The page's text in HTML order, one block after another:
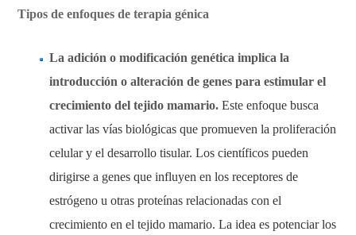
Tipos de enfoques de terapia génica
La adición o modificación genética implica la
introducción o alteración de genes para estimular el
crecimiento del tejido mamario. Este enfoque busca
activar las vías biológicas que promueven la proliferación
celular y el desarrollo tisular. Los científicos pueden
dirigirse a genes que influyen en los receptores de
estrógeno u otras proteínas relacionadas con el
crecimiento en el tejido mamario. La idea es potenciar los